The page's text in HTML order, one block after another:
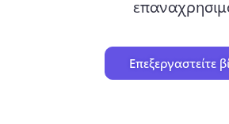
Επεξεργαστείτε